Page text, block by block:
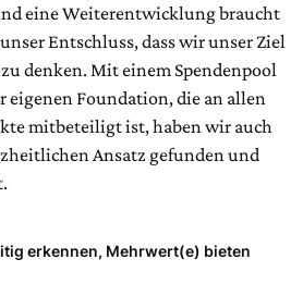
eine Weiterentwicklung braucht
Entschluss, dass wir unser Ziel
denken. Mit einem Spendenpool
Foundation, die an allen
mitbeteiligt ist, haben wir auch
Ansatz gefunden und
erkennen, Mehrwert(e) bieten